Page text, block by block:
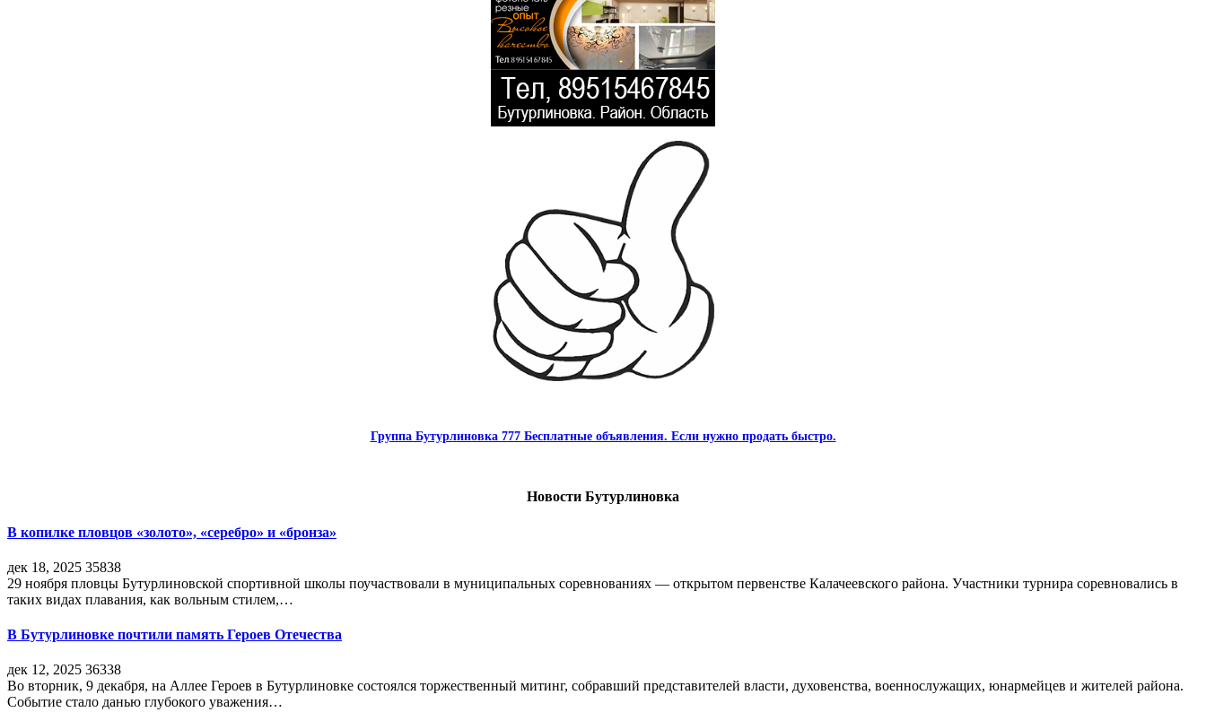
Группа Бутурлиновка 777 Бесплатные объявления. Если нужно продать быстро.
Новости Бутурлиновка
В копилке пловцов «золото», «серебро» и «бронза»
дек 18, 2025 35838
29 ноября пловцы Бутурлиновской спортивной школы поучаствовали в муниципальных соревнованиях — открытом первенстве Калачеевского района. Участники турнира соревновались в
таких видах плавания, как вольным стилем,…
В Бутурлиновке почтили память Героев Отечества
дек 12, 2025 36338
Во вторник, 9 декабря, на Аллее Героев в Бутурлиновке состоялся торжественный митинг, собравший представителей власти, духовенства, военнослужащих, юнармейцев и жителей района.
Событие стало данью глубокого уважения…